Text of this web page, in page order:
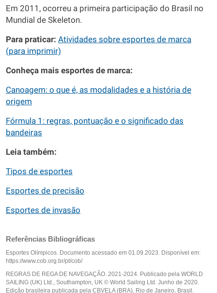
Em 2011, ocorreu a primeira participação do Brasil no
Mundial de Skeleton.
Para praticar: Atividades sobre esportes de marca
(para imprimir)
Conheça mais esportes de marca:
Canoagem: o que é, as modalidades e a história de
origem
Fórmula 1: regras, pontuação e o significado das
bandeiras
Leia também:
Tipos de esportes
Esportes de precisão
Esportes de invasão
Referências Bibliográficas
Esportes Olímpicos. Documento acessado em 01.09.2023. Disponível em:
https://www.cob.org.br/pt/cob/
REGRAS DE REGA DE NAVEGAÇÃO. 2021-2024. Publicado pela WORLD
SAILING (UK) Ltd., Southampton, UK © World Sailing Ltd. Junho de 2020.
Edição brasileira publicada pela CBVELA (BRA), Rio de Janeiro, Brasil.